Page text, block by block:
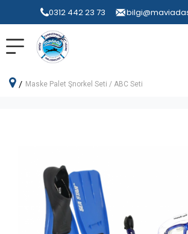
0312 442 23 73
Maske Palet Şnorkel Seti / ABC Seti